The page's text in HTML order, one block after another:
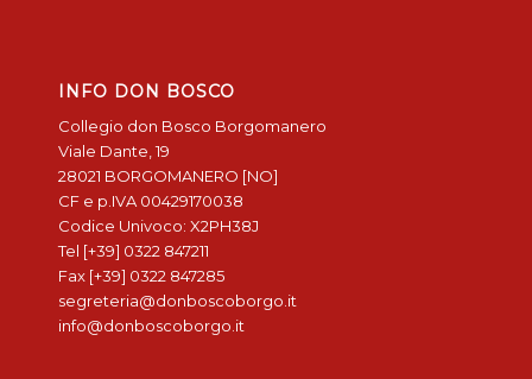
INFO DON BOSCO
Collegio don Bosco Borgomanero
Viale Dante, 19
28021 BORGOMANERO [NO]
CF e p.IVA 00429170038
Codice Univoco: X2PH38J
Tel [+39] 0322 847211
Fax [+39] 0322 847285
segreteria@donboscoborgo.it
info@donboscoborgo.it